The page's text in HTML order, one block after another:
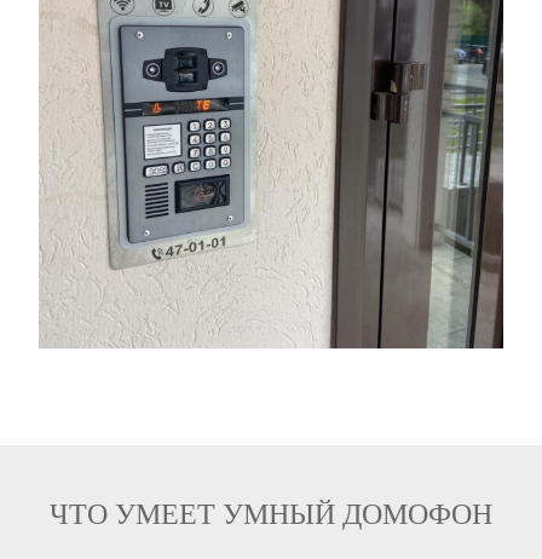
ЧТО УМЕЕТ УМНЫЙ ДОМОФОН